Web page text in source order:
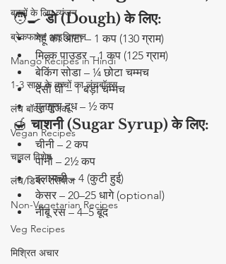
बच्चों के लिए व्यंजन
ब्रेकफास्ट आइडियाज
Mango Recipes in Hindi
1-3 साल के बच्चों का लंचबॉक्स
लंच बॉक्स मैजिक
Vegan Recipes
चावल विशेष
लंच/डिनर रेसिपीज
Non-Vegetarian Recipes
Veg Recipes
मिश्रित अचार
🧑‍🍳 डो (Dough) के लिए:
गेहूं का आटा – 1 कप (130 ग्राम)
मिल्क पाउडर – 1 कप (125 ग्राम)
बेकिंग सोडा – ¼ छोटा चम्मच
देसी घी – 1 बड़ा चम्मच
गुनगुना दूध – ½ कप
🍯 चाशनी (Sugar Syrup) के लिए:
चीनी – 2 कप
पानी – 2½ कप
इलायची – 4 (कुटी हुई)
केसर – 20–25 धागे (optional)
नींबू रस – 4–5 बूंद